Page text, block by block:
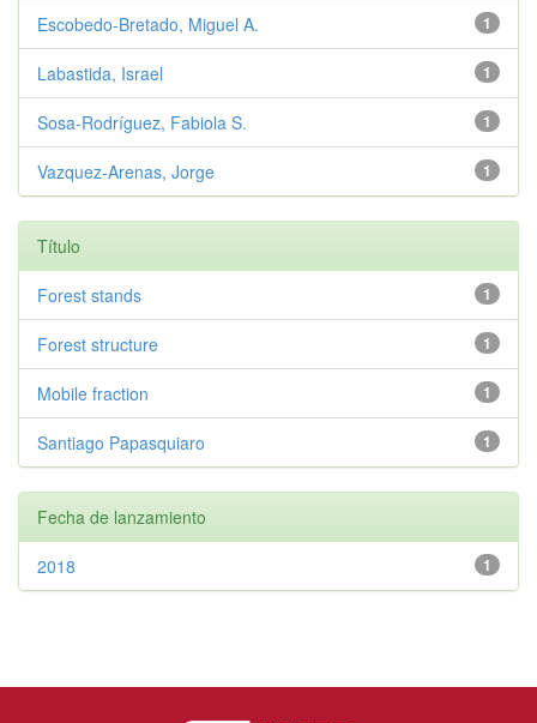
1
Escobedo-Bretado, Miguel A.
1
Labastida, Israel
1
Sosa-Rodríguez, Fabiola S.
1
Vazquez-Arenas, Jorge
Título
1
Forest stands
1
Forest structure
1
Mobile fraction
1
Santiago Papasquiaro
Fecha de lanzamiento
1
2018